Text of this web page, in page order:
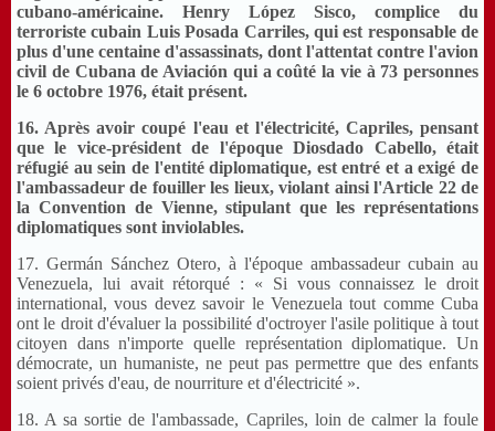
cubano-américaine. Henry López Sisco, complice du
terroriste cubain Luis Posada Carriles, qui est responsable de
plus d'une centaine d'assassinats, dont l'attentat contre l'avion
civil de Cubana de Aviación qui a coûté la vie à 73 personnes
le 6 octobre 1976, était présent.
16. Après avoir coupé l'eau et l'électricité, Capriles, pensant
que le vice-président de l'époque Diosdado Cabello, était
réfugié au sein de l'entité diplomatique, est entré et a exigé de
l'ambassadeur de fouiller les lieux, violant ainsi l'Article 22 de
la Convention de Vienne, stipulant que les représentations
diplomatiques sont inviolables.
17. Germán Sánchez Otero, à l'époque ambassadeur cubain au
Venezuela, lui avait rétorqué : « Si vous connaissez le droit
international, vous devez savoir le Venezuela tout comme Cuba
ont le droit d'évaluer la possibilité d'octroyer l'asile politique à tout
citoyen dans n'importe quelle représentation diplomatique. Un
démocrate, un humaniste, ne peut pas permettre que des enfants
soient privés d'eau, de nourriture et d'électricité ».
18. A sa sortie de l'ambassade, Capriles, loin de calmer la foule